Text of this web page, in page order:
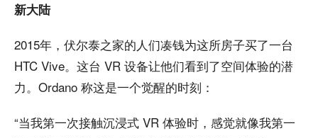
新大陆
2015年，伏尔泰之家的人们凑钱为这所房子买了一台
HTC Vive。这台 VR 设备让他们看到了空间体验的潜
力。Ordano 称这是一个觉醒的时刻：
“当我第一次接触沉浸式 VR 体验时，感觉就像我第一